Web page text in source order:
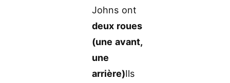
Johns ont
deux roues
(une avant,
une
arrière)Ils